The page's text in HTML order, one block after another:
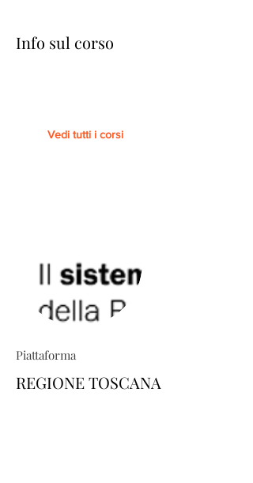
Info sul corso
Vedi tutti i corsi
Piattaforma
REGIONE TOSCANA